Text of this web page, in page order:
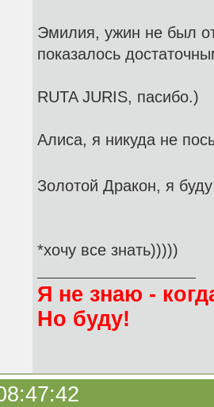
Эмилия, ужин не был
показалось
RUTA JURIS, пасибо.)
Алиса, я никуда не
Золотой Дракон, я
*хочу все знать)))))
Я не знаю -
Но буду!